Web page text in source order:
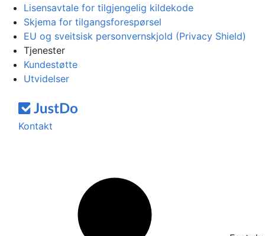
Lisensavtale for tilgjengelig kildekode
Skjema for tilgangsforespørsel
EU og sveitsisk personvernskjold (Privacy Shield)
Tjenester
Kundestøtte
Utvidelser
Kontakt